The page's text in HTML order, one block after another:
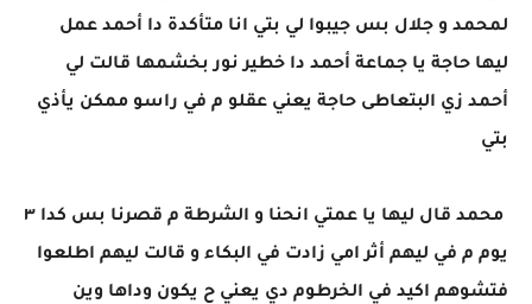
لمحمد و جلال بس جيبوا لي بتي انا متأكدة دا أحمد عمل
ليها حاجة يا جماعة أحمد دا خطير نور بخشمها قالت لي
أحمد زي البتعاطى حاجة يعني عقلو م في راسو ممكن يأذي
بتي
محمد قال ليها يا عمتي انحنا و الشرطة م قصرنا بس كدا ٣
يوم م في ليهم أثر امي زادت في البكاء و قالت ليهم اطلعوا
فتشوهم اكيد في الخرطوم دي يعني ح يكون وداها وين